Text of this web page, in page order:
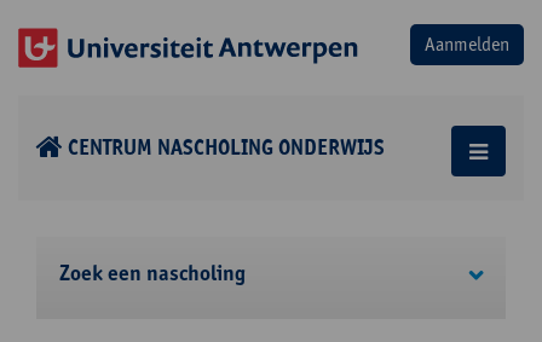
CENTRUM NASCHOLING ONDERWIJS
Zoek een nascholing